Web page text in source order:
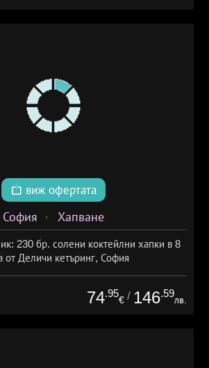
виж офертата
София Хапване
230 бр. солени коктейлни хапки в 8
от Деличи кетъринг, София
74.95
€ / 146.59
лв.